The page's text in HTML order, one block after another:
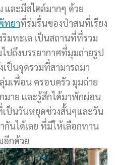
และมีสไตล์มากๆ ด้วย
ทยาที่ร่มรื่นของป่าสนที่เรียง
มทะเล เป็นสถานที่ที่รวม
ปถึงบรรยากาศที่มุมถ่ายรูป
เป็นจุดรวมที่สามารถมา
มเพื่อน ครอบครัว มุมถ่าย
มาย และรู้สึกได้มาพักผ่อน
ป็นวันหยุดช่วงสั้นๆและวัน
กันได้เลย ที่มีให้เลือกทาน
อีกด้วย